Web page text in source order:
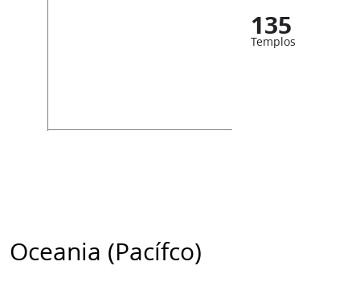
135
Templos
Oceania (Pacífco)